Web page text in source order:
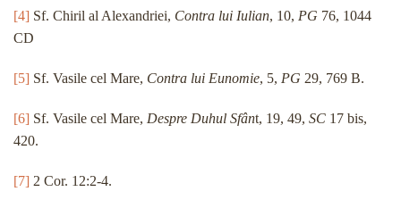
[4] Sf. Chiril al Alexandriei, Contra lui Iulian, 10, PG 76, 1044
CD
[5] Sf. Vasile cel Mare, Contra lui Eunomie, 5, PG 29, 769 B.
[6] Sf. Vasile cel Mare, Despre Duhul Sfânt, 19, 49, SC 17 bis,
420.
[7] 2 Cor. 12:2-4.